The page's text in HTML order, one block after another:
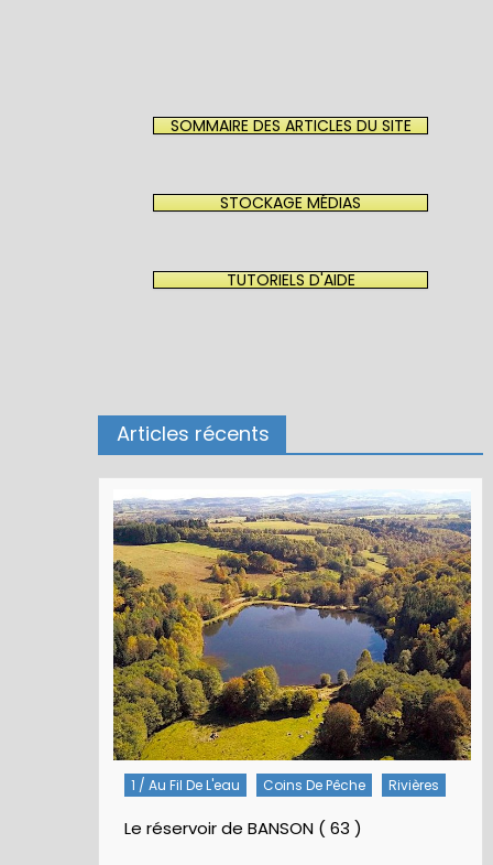
SOMMAIRE DES ARTICLES DU SITE
STOCKAGE MÉDIAS
TUTORIELS D'AIDE
Articles récents
1 / Au Fil De L'eau Coins De Pêche Rivières
Le réservoir de BANSON ( 63 )